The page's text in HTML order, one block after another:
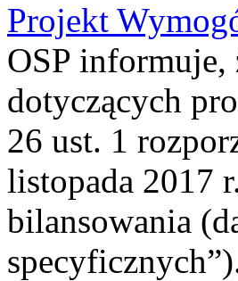
Projekt
OSP
dotyczących
26 ust. 1
listopada 2017
bilansowania